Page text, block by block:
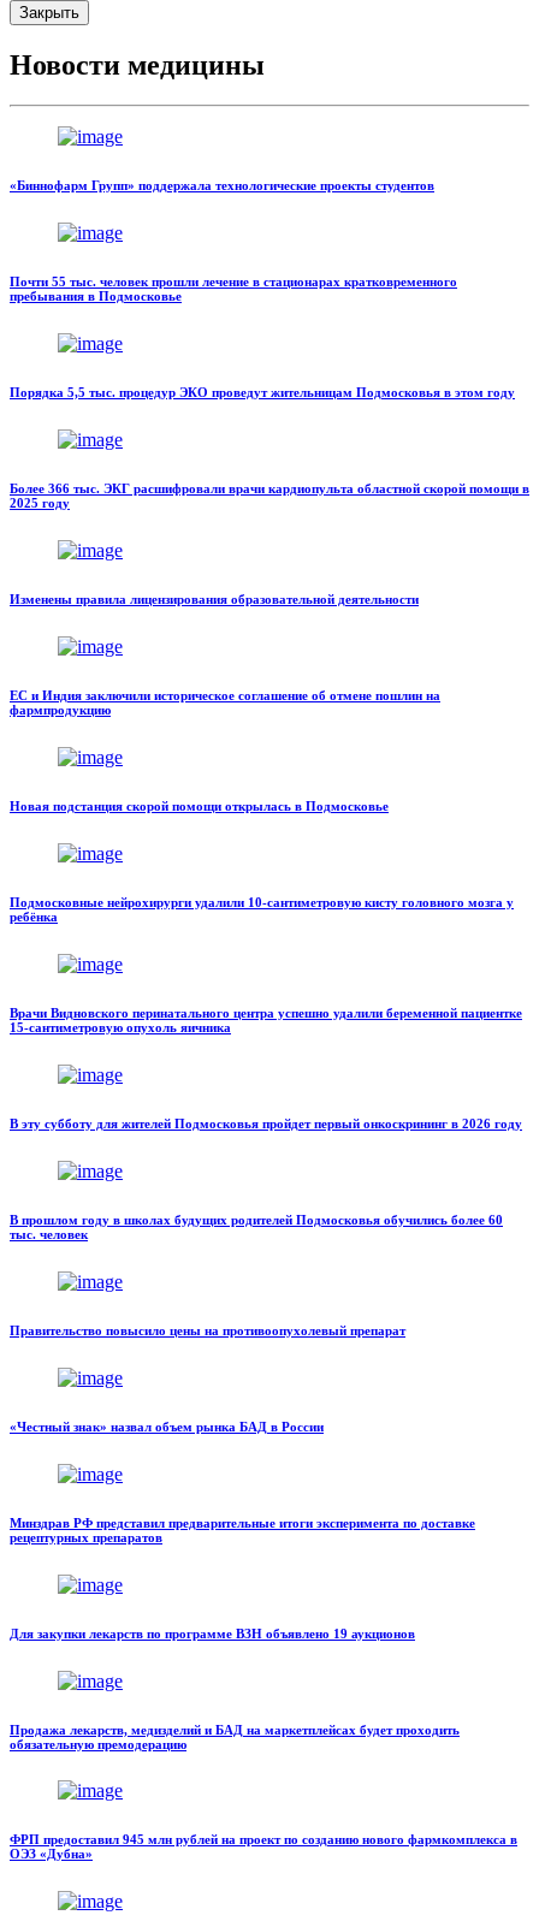
Закрыть
Новости медицины
«Биннофарм Групп» поддержала технологические проекты студентов
Почти 55 тыс. человек прошли лечение в стационарах кратковременного
пребывания в Подмосковье
Порядка 5,5 тыс. процедур ЭКО проведут жительницам Подмосковья в этом году
Более 366 тыс. ЭКГ расшифровали врачи кардиопульта областной скорой помощи в
2025 году
Изменены правила лицензирования образовательной деятельности
ЕС и Индия заключили историческое соглашение об отмене пошлин на
фармпродукцию
Новая подстанция скорой помощи открылась в Подмосковье
Подмосковные нейрохирурги удалили 10-сантиметровую кисту головного мозга у
ребёнка
Врачи Видновского перинатального центра успешно удалили беременной пациентке
15-сантиметровую опухоль яичника
В эту субботу для жителей Подмосковья пройдет первый онкоскрининг в 2026 году
В прошлом году в школах будущих родителей Подмосковья обучились более 60
тыс. человек
Правительство повысило цены на противоопухолевый препарат
«Честный знак» назвал объем рынка БАД в России
Минздрав РФ представил предварительные итоги эксперимента по доставке
рецептурных препаратов
Для закупки лекарств по программе ВЗН объявлено 19 аукционов
Продажа лекарств, медизделий и БАД на маркетплейсах будет проходить
обязательную премодерацию
ФРП предоставил 945 млн рублей на проект по созданию нового фармкомплекса в
ОЭЗ «Дубна»